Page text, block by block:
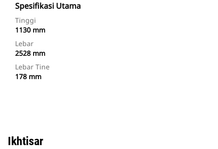
Spesifikasi Utama
Tinggi
1130 mm
Lebar
2528 mm
Lebar Tine
178 mm
Ikhtisar